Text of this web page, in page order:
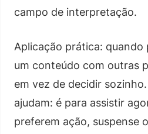
campo de interpretação.
Aplicação prática: quando
um conteúdo com outras
em vez de decidir
ajudam: é para assistir
preferem ação, suspense